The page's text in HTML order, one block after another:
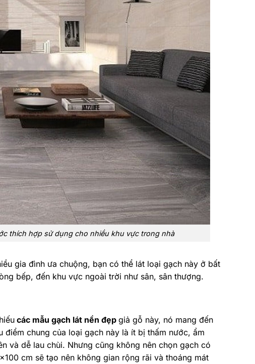
thích hợp sử dụng cho nhiều khu vực trong nhà
gia đình ưa chuộng, bạn có thể lát loại gạch này ở bất
bếp, đến khu vực ngoài trời như sân, sân thượng.
các mẫu gạch lát nền đẹp giả gỗ này, nó mang đến
chung của loại gạch này là ít bị thấm nước, ẩm
và dễ lau chùi. Nhưng cũng không nên chọn gạch có
cm sẽ tạo nên không gian rộng rãi và thoáng mát